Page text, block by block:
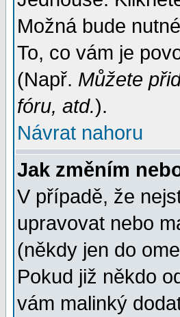
Možná bude
To, co vám je
(Např. Můžete
fóru, atd.).
Návrat nahoru
Jak změním
V případě, že
upravovat nebo
(někdy jen do
Pokud již někdo
vám malinký